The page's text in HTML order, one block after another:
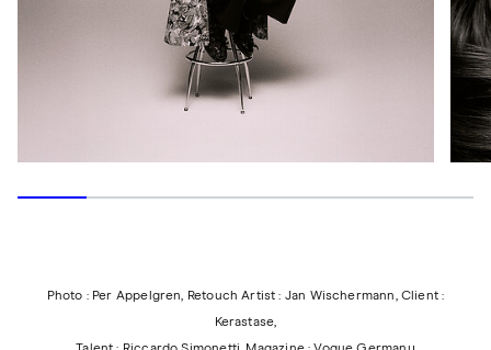
Photo : Per Appelgren, Retouch Artist : Jan Wischermann, Client :
Kerastase,